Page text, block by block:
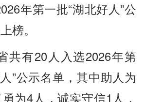
年第一批“湖北好人”公
榜。
共有20人入选2026年第
”公示名单，其中助人为
为4人，诚实守信1人，